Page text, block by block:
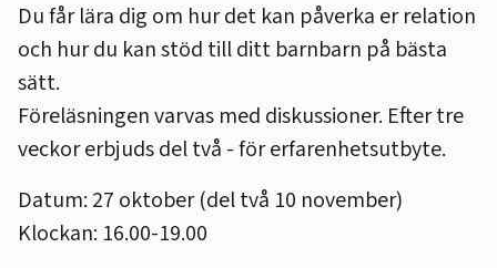
Du får lära dig om hur det kan påverka er relation
och hur du kan stöd till ditt barnbarn på bästa
sätt.
Föreläsningen varvas med diskussioner. Efter tre
veckor erbjuds del två - för erfarenhetsutbyte.
Datum: 27 oktober (del två 10 november)
Klockan: 16.00-19.00